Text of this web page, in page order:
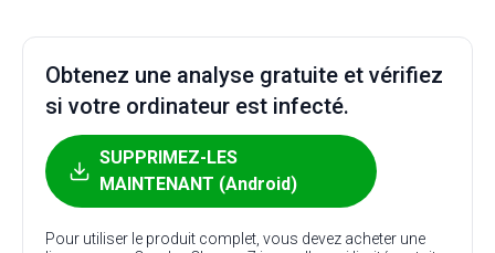
Obtenez une analyse gratuite et vérifiez
si votre ordinateur est infecté.
SUPPRIMEZ-LES
MAINTENANT (Android)
Pour utiliser le produit complet, vous devez acheter une